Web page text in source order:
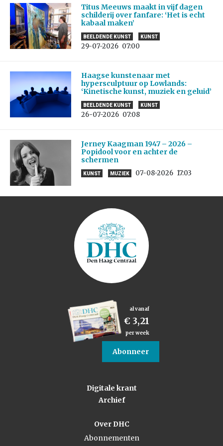
Titus Meeuws maakt in vijf dagen
schilderij over fanfare: ‘Het is echt
kabaal maken’
BEELDENDE KUNST KUNST
29-07-2026 07:00
Haagse kunstenaar met
hypersculptuur op Lowlands:
‘Kinetische kunst, muziek en geluid’
BEELDENDE KUNST KUNST
26-07-2026 07:08
Jerney Kaagman 1947 – 2026 –
Popidool voor en achter de
schermen
KUNST MUZIEK 07-08-2026 17:03
al vanaf
€ 3,21
per week
Abonneer
Digitale krant
Archief
Over DHC
Abonnementen